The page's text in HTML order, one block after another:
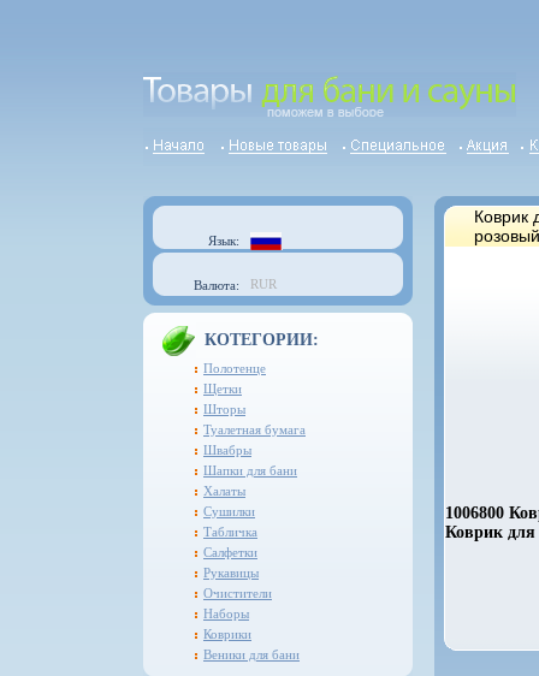
Язык:
Валюта: RUR
КОТЕГОРИИ:
Полотенце
Щетки
Шторы
Туалетная бумага
Швабры
Шапки для бани
Халаты
Сушилки
Табличка
Салфетки
Рукавицы
Очистители
Наборы
Коврики
Веники для бани
Коврик
1006800
Коврик для